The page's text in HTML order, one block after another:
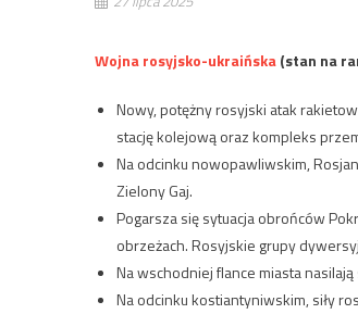
Wojna rosyjsko-ukraińska(stan na
Nowy, potężny rosyjski atak
stację kolejową oraz kompleks
Na odcinku nowopawliwskim,
Zielony Gaj.
Pogarsza się sytuacja obrońców
obrzeżach. Rosyjskie grupy
Na wschodniej flance miasta
Na odcinku kostiantyniwskim, siły